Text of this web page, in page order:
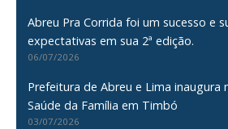
Abreu Pra Corrida foi um sucesso e
expectativas em sua 2ª edição.
06/07/2026
Prefeitura de Abreu e Lima inaugura
Saúde da Família em Timbó
03/07/2026